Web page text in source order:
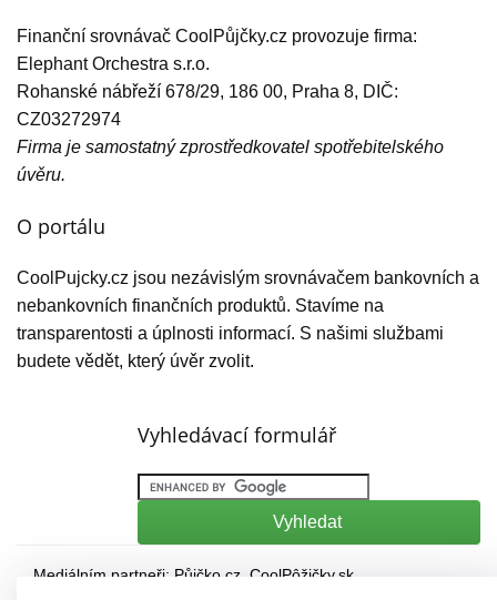
Finanční srovnávač CoolPůjčky.cz provozuje firma:
Elephant Orchestra s.r.o.
Rohanské nábřeží 678/29, 186 00, Praha 8, DIČ:
CZ03272974
Firma je samostatný zprostředkovatel spotřebitelského
úvěru.
O portálu
CoolPujcky.cz jsou nezávislým srovnávačem bankovních a
nebankovních finančních produktů. Stavíme na
transparentosti a úplnosti informací. S našimi službami
budete vědět, který úvěr zvolit.
Vyhledávací formulář
Mediálním partneři: Půjčko.cz CoolPôžičky.sk